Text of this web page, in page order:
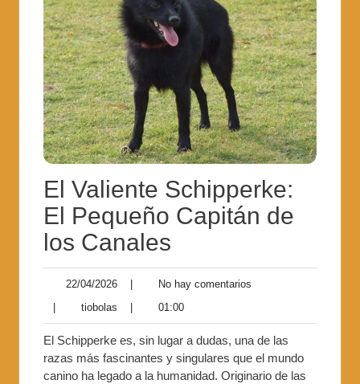
El Valiente Schipperke:
El Pequeño Capitán de
los Canales
22/04/2026
No hay comentarios
tiobolas 01:00
El Schipperke es, sin lugar a dudas, una de las
razas más fascinantes y singulares que el mundo
canino ha legado a la humanidad. Originario de las